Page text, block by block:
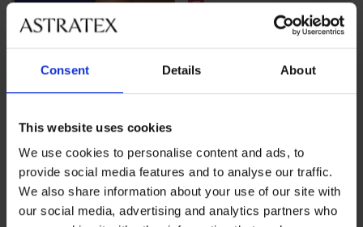
Consent Details About
This website uses cookies
We use cookies to personalise content and ads, to
provide social media features and to analyse our traffic.
We also share information about your use of our site with
our social media, advertising and analytics partners who
Badpak Aquarelle
KortingOorspronkelijke prijs
54,40 €codeSUN20
Corrigerend badpak Spacer
3D Black Voyage
125,99 €
LIMITED